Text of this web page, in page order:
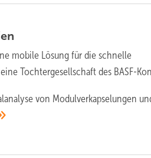
mobile Lösung für die schnelle
Tochtergesellschaft des BASF-
von Modulverkapselungen